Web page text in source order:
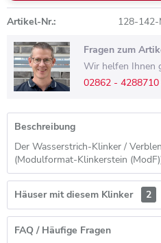
Artikel-Nr.: 128-142-
Fragen zum
Wir helfen Ihnen
02862 - 4288710
Beschreibung
Der Wasserstrich-Klinker /
(Modulformat-Klinkerstein
Häuser mit diesem Klinker 2
FAQ / Häufige Fragen